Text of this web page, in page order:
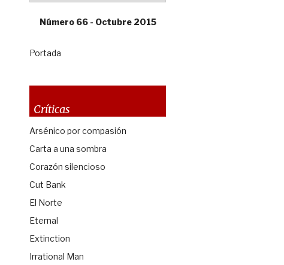
Número 66 - Octubre 2015
Portada
Críticas
Arsénico por compasión
Carta a una sombra
Corazón silencioso
Cut Bank
El Norte
Eternal
Extinction
Irrational Man